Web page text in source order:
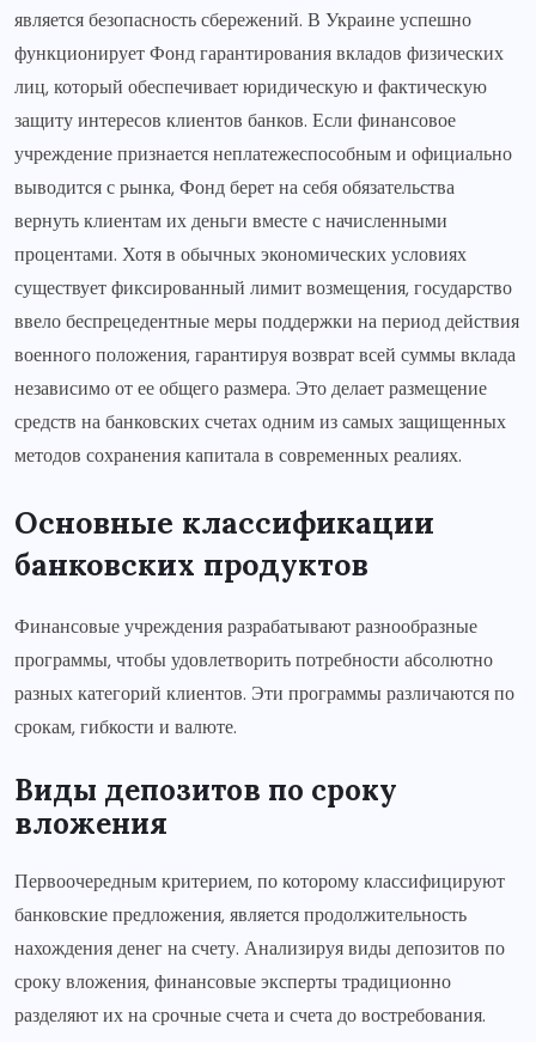
является безопасность сбережений. В Украине успешно
функционирует Фонд гарантирования вкладов физических
лиц, который обеспечивает юридическую и фактическую
защиту интересов клиентов банков. Если финансовое
учреждение признается неплатежеспособным и официально
выводится с рынка, Фонд берет на себя обязательства
вернуть клиентам их деньги вместе с начисленными
процентами. Хотя в обычных экономических условиях
существует фиксированный лимит возмещения, государство
ввело беспрецедентные меры поддержки на период действия
военного положения, гарантируя возврат всей суммы вклада
независимо от ее общего размера. Это делает размещение
средств на банковских счетах одним из самых защищенных
методов сохранения капитала в современных реалиях.
Основные классификации
банковских продуктов
Финансовые учреждения разрабатывают разнообразные
программы, чтобы удовлетворить потребности абсолютно
разных категорий клиентов. Эти программы различаются по
срокам, гибкости и валюте.
Виды депозитов по сроку
вложения
Первоочередным критерием, по которому классифицируют
банковские предложения, является продолжительность
нахождения денег на счету. Анализируя виды депозитов по
сроку вложения, финансовые эксперты традиционно
разделяют их на срочные счета и счета до востребования.